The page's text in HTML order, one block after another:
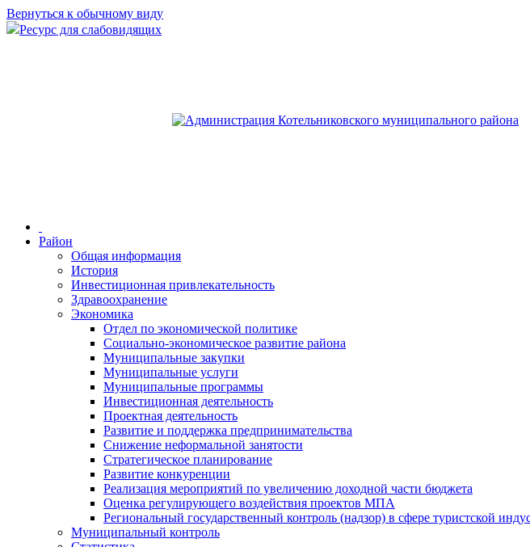
Вернуться к обычному виду
Ресурс для слабовидящих
Район
Общая информация
История
Инвестиционная привлекательность
Здравоохранение
Экономика
Отдел по экономической политике
Социально-экономическое развитие района
Муниципальные закупки
Муниципальные услуги
Муниципальные программы
Инвестиционная деятельность
Проектная деятельность
Развитие и поддержка предпринимательства
Снижение неформальной занятости
Стратегическое планирование
Развитие конкуренции
Реализация мероприятий по увеличению доходной части бюджета
Оценка регулирующего воздействия проектов МПА
Региональный государственный контроль (надзор) в сфере туристской
Муниципальный контроль